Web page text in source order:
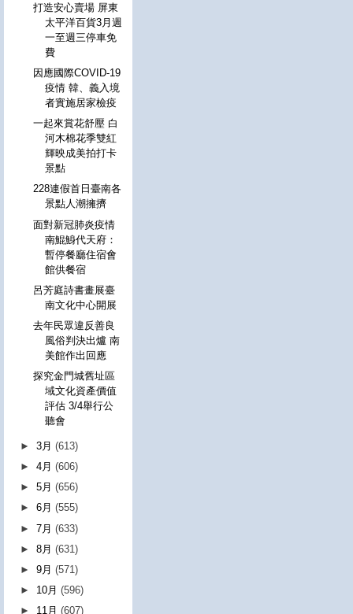
打造安心賣場 屏東
太平洋百貨3月週
一至週三停車免
費
因應國際COVID-19
疫情 韓、義入境
者實施居家檢疫
一起來賞花舒壓 白
河木棉花季雙紅
輝映成美拍打卡
景點
228連假首日臺南各
景點人潮擁擠
面對新冠肺炎疫情
南鯤鯓代天府：
暫停餐廳住宿會
館供餐宿
呂芳庭詩書畫展臺
南文化中心開展
去年民眾違反善良
風俗判決出爐 南
美館作出回應
探究金門城舊址區
域文化資產價值
評估 3/4舉行公
聽會
►3月(613)
►4月(606)
►5月(656)
►6月(555)
►7月(633)
►8月(631)
►9月(571)
► 10月(596)
► 11月(607)